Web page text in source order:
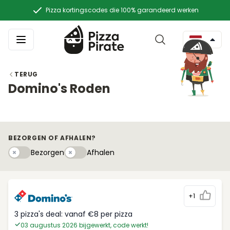
Pizza kortingscodes die 100% garandeerd werken
TERUG
Domino's Roden
BEZORGEN OF AFHALEN?
BezorgenBezorgenAfhalenyAfhalen
+1
3 pizza's deal: vanaf €8 per pizza
03 augustus 2026 bijgewerkt, code werkt!